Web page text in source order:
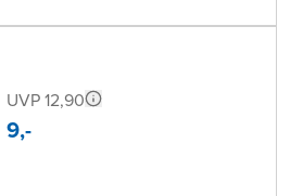
UVP 12,90
9,-